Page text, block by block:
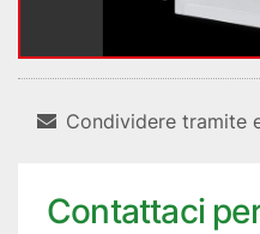
Condividere tramite
Contattaci